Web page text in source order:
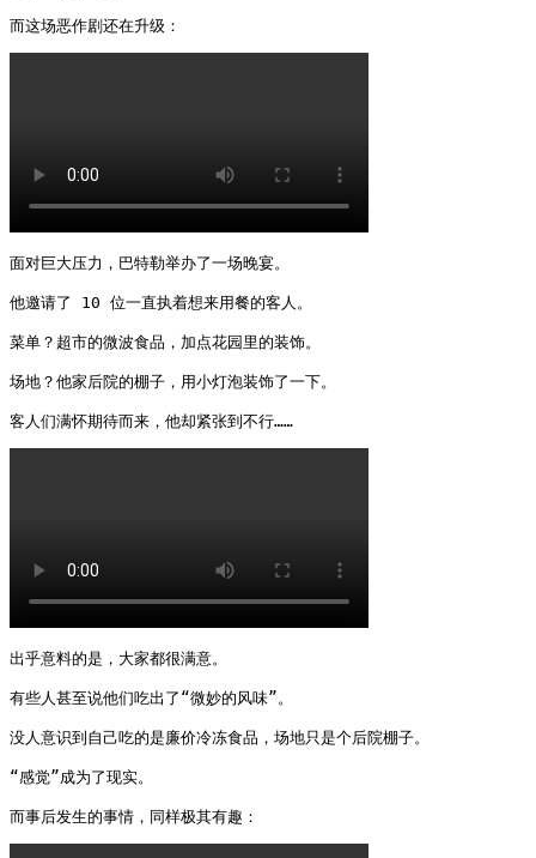
而这场恶作剧还在升级：
面对巨大压力，巴特勒举办了一场晚宴。
他邀请了 10 位一直执着想来用餐的客人。
菜单？超市的微波食品，加点花园里的装饰。
场地？他家后院的棚子，用小灯泡装饰了一下。
客人们满怀期待而来，他却紧张到不行……
出乎意料的是，大家都很满意。
有些人甚至说他们吃出了“微妙的风味”。
没人意识到自己吃的是廉价冷冻食品，场地只是个后院棚子。
“感觉”成为了现实。
而事后发生的事情，同样极其有趣：